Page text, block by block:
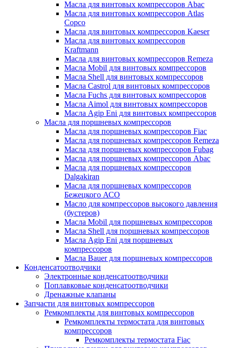
Масла для винтовых компрессоров Abac
Масла для винтовых компрессоров Atlas
Copco
Масла для винтовых компрессоров Kaeser
Масла для винтовых компрессоров
Kraftmann
Масла для винтовых компрессоров Remeza
Масла Mobil для винтовых компрессоров
Масла Shell для винтовых компрессоров
Масла Castrol для винтовых компрессоров
Масла Fuchs для винтовых компрессоров
Масла Aimol для винтовых компрессоров
Масла Agip Eni для винтовых компрессоров
Масла для поршневых компрессоров
Масла для поршневых компрессоров Fiac
Масла для поршневых компрессоров Remeza
Масла для поршневых компрессоров Fubag
Масла для поршневых компрессоров Abac
Масла для поршневых компрессоров
Dalgakiran
Масла для поршневых компрессоров
Бежецкого АСО
Масло для компрессоров высокого давления
(бустеров)
Масла Mobil для поршневых компрессоров
Масла Shell для поршневых компрессоров
Масла Agip Eni для поршневых
компрессоров
Масла Bauer для поршневых компрессоров
Конденсатоотводчики
Электронные конденсатоотводчики
Поплавковые конденсатоотводчики
Дренажные клапаны
Запчасти для винтовых компрессоров
Ремкомплекты для винтовых компрессоров
Ремкомплекты термостата для винтовых
компрессоров
Ремкомплекты термостата Fiac